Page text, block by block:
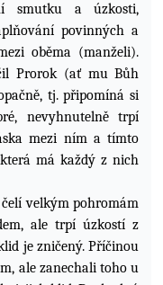
smutku a úzkosti,
povinných a
oběma (manželi).
Prorok (ať mu Bůh
tj. připomíná si
nevyhnutelně trpí
mezi ním a tímto
má každý z nich
velkým pohromám
ale trpí úzkostí z
je zničený. Příčinou
ale zanechali toho u